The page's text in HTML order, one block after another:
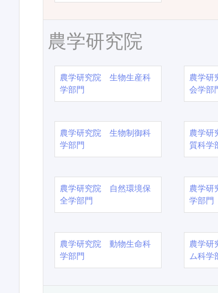
農学研究院
農学研究院 生物生産科
学部門
農学
会学部
農学研究院 生物制御科
学部門
農学
質科学
農学研究院 自然環境保
全学部門
農学
学部門
農学研究院 動物生命科
学部門
農学
ム科学